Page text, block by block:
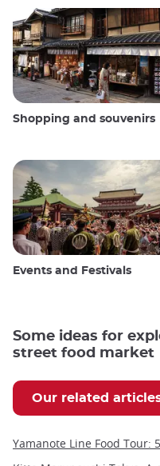
Shopping and souvenirs
Events and Festivals
Some ideas for
street food market
Our related